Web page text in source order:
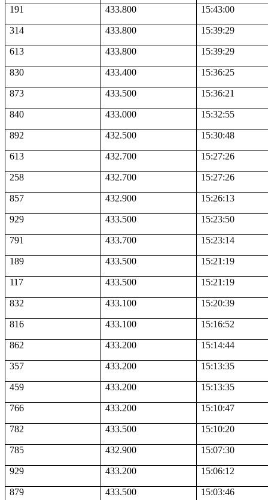
191 433.800 15:43:00
314 433.800 15:39:29
613 433.800 15:39:29
830 433.400 15:36:25
873 433.500 15:36:21
840 433.000 15:32:55
892 432.500 15:30:48
613 432.700 15:27:26
258 432.700 15:27:26
857 432.900 15:26:13
929 433.500 15:23:50
791 433.700 15:23:14
189 433.500 15:21:19
117 433.500 15:21:19
832 433.100 15:20:39
816 433.100 15:16:52
862 433.200 15:14:44
357 433.200 15:13:35
459 433.200 15:13:35
766 433.200 15:10:47
782 433.500 15:10:20
785 432.900 15:07:30
929 433.200 15:06:12
879 433.500 15:03:46